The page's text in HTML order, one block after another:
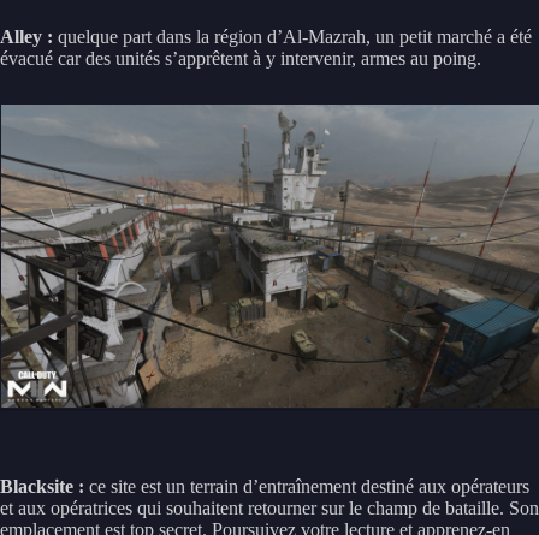
Alley : quelque part dans la région d’Al-Mazrah, un petit marché a été
évacué car des unités s’apprêtent à y intervenir, armes au poing.
Blacksite : ce site est un terrain d’entraînement destiné aux opérateurs
et aux opératrices qui souhaitent retourner sur le champ de bataille. Son
emplacement est top secret. Poursuivez votre lecture et apprenez-en